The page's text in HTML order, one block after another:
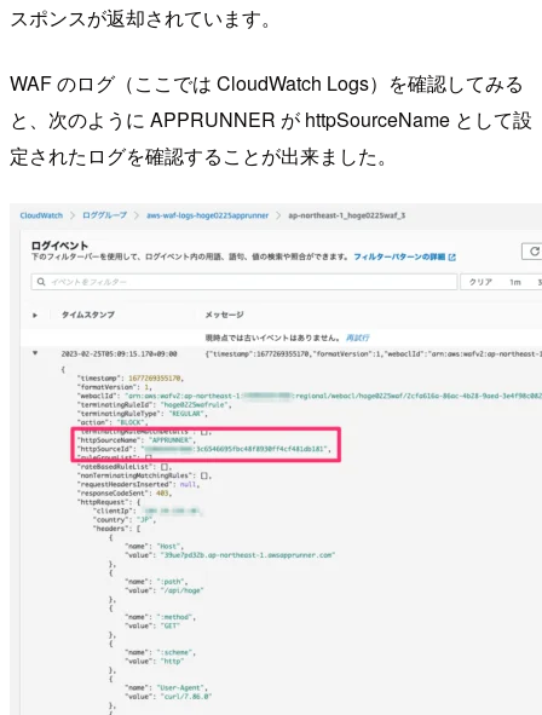
スポンスが返却されています。
WAF のログ（ここでは CloudWatch Logs）を確認してみる
と、次のように APPRUNNER が httpSourceName として設
定されたログを確認することが出来ました。